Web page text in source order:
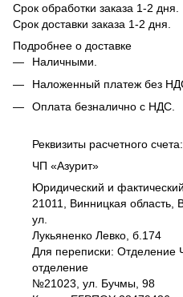
Срок обработки заказа 1-2 дня.
​​Срок доставки заказа 1-2 дня.
Подробнее о доставке
Наличными.
Наложенный платеж без
Оплата безналично c НДС.
Реквизиты расчетного счета:
ЧП «Азурит»
Юридический и
21011, Винницкая область,
ул.
Лукьяненко Левко, б.174
Для переписки:
отделение
№21023, ул. Бучмы, 98